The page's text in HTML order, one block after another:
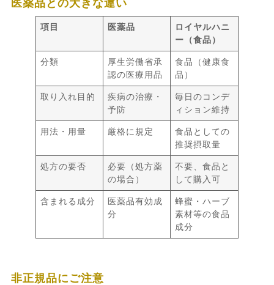
医薬品との大きな違い
項目 医薬品
ロイヤルハニ
ー（食品）
分類
厚生労働省承
認の医療用品
食品（健康食
品）
取り入れ目的
疾病の治療・
予防
毎日のコンデ
ィション維持
用法・用量 厳格に規定
食品としての
推奨摂取量
処方の要否
必要（処方薬
の場合）
不要、食品と
して購入可
含まれる成分
医薬品有効成
分
蜂蜜・ハーブ
素材等の食品
成分
非正規品にご注意